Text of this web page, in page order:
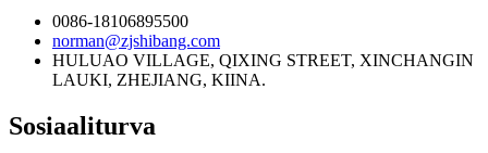
0086-18106895500
norman@zjshibang.com
HULUAO VILLAGE, QIXING STREET, XINCHANGIN
LAUKI, ZHEJIANG, KIINA.
Sosiaaliturva